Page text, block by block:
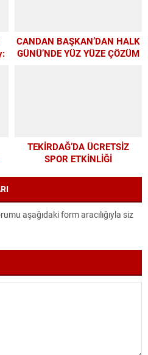
CANDAN BAŞKAN’DAN HALK
GÜNÜ’NDE YÜZ YÜZE ÇÖZÜM
TEKİRDAĞ’DA ÜCRETSİZ
SPOR ETKİNLİĞİ
aşağıdaki form aracılığıyla siz